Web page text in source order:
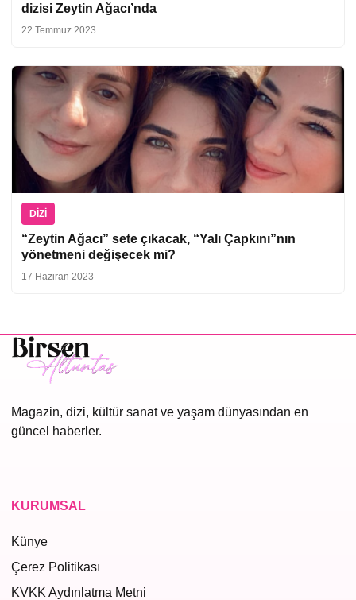
dizisi Zeytin Ağacı’nda
22 Temmuz 2023
DIZI
“Zeytin Ağacı” sete çıkacak, “Yalı Çapkını”nın
yönetmeni değişecek mi?
17 Haziran 2023
Magazin, dizi, kültür sanat ve yaşam dünyasından en
güncel haberler.
KURUMSAL
Künye
Çerez Politikası
KVKK Aydınlatma Metni